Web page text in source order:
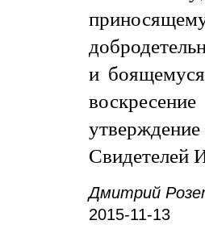
и
Свидетелей
Дмитрий
2015-11-13